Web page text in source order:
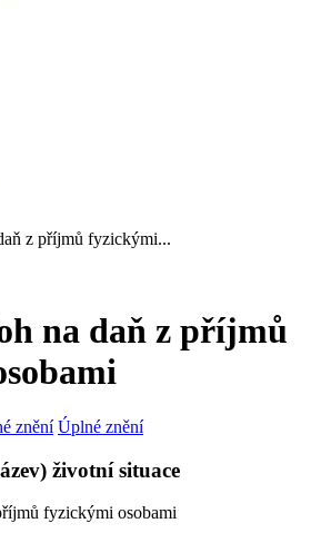
z příjmů fyzickými...
na daň z příjmů
znění Úplné znění
životní situace
fyzickými osobami